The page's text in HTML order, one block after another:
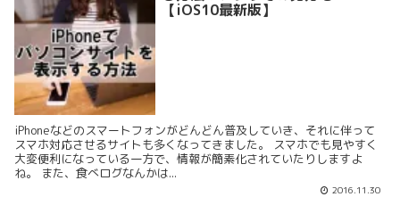
【iOS10最新版】
iPhoneなどのスマートフォンがどんどん普及していき、それに伴って
スマホ対応させるサイトも多くなってきました。 スマホでも見やすく
大変便利になっている一方で、情報が簡素化されていたりしますよ
ね。 また、食べログなんかは...
2016.11.30